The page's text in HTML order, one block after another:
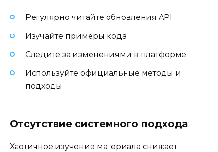
Регулярно читайте обновления API
Изучайте примеры кода
Следите за изменениями в платформе
Используйте официальные методы и
подходы
Отсутствие системного подхода
Хаотичное изучение материала снижает